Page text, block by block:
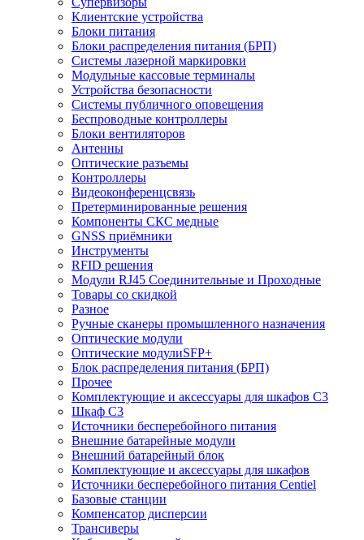
Клиентские устройства
Блоки питания
Блоки распределения питания (БРП)
Системы лазерной маркировки
Модульные кассовые терминалы
Устройства безопасности
Системы публичного оповещения
Беспроводные контроллеры
Блоки вентиляторов
Антенны
Оптические разъемы
Контроллеры
Видеоконференцсвязь
Претерминированные решения
Компоненты СКС медные
GNSS приёмники
Инструменты
RFID решения
Модули RJ45 Соединительные и Проходные
Товары со скидкой
Разное
Ручные сканеры промышленного назначения
Оптические модули
Оптические модулиSFP+
Блок распределения питания (БРП)
Прочее
Комплектующие и аксессуары для шкафов C3
Шкаф C3
Источники бесперебойного питания
Внешние батарейные модули
Внешний батарейный блок
Комплектующие и аксессуары для шкафов
Источники бесперебойного питания Centiel
Базовые станции
Компенсатор дисперсии
Трансиверы